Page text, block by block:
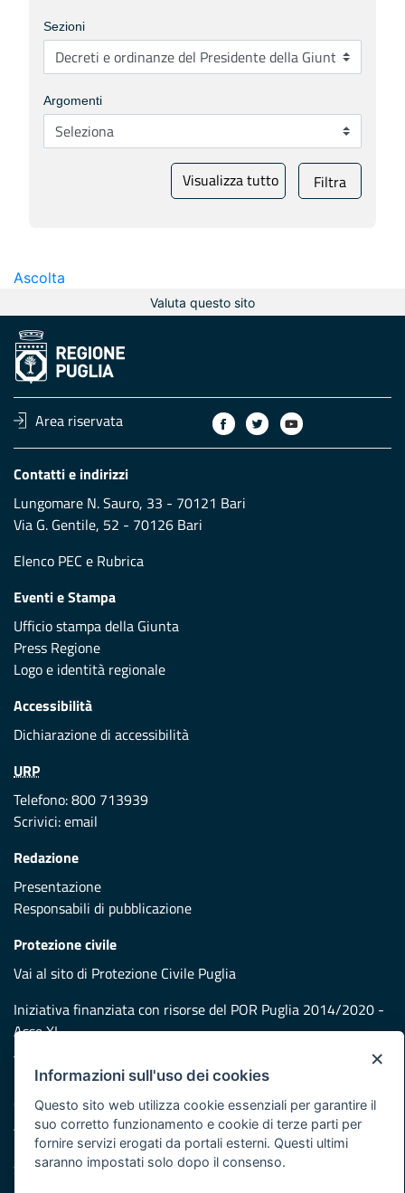
Sezioni
Argomenti
Visualizza tutto Filtra
Ascolta
Valuta questo sito
Area riservata
Contatti e indirizzi
Lungomare N. Sauro, 33 - 70121 Bari
Via G. Gentile, 52 - 70126 Bari
Elenco PEC e Rubrica
Eventi e Stampa
Ufficio stampa della Giunta
Press Regione
Logo e identità regionale
Accessibilità
Dichiarazione di accessibilità
URP
Telefono: 800 713939
Scrivici:email
Redazione
Presentazione
Responsabili di pubblicazione
Protezione civile
Vai al sito di Protezione Civile Puglia
Iniziativa finanziata con risorse del POR Puglia 2014/2020 -
Asse XI
Note legali
Cookie e privacy
Atti di notifica
Feed RSS
Servizi Intranet
×
Informazioni sull'uso dei cookies
Questo sito web utilizza cookie essenziali per garantire il
suo corretto funzionamento e cookie di terze parti per
fornire servizi erogati da portali esterni. Questi ultimi
saranno impostati solo dopo il consenso.